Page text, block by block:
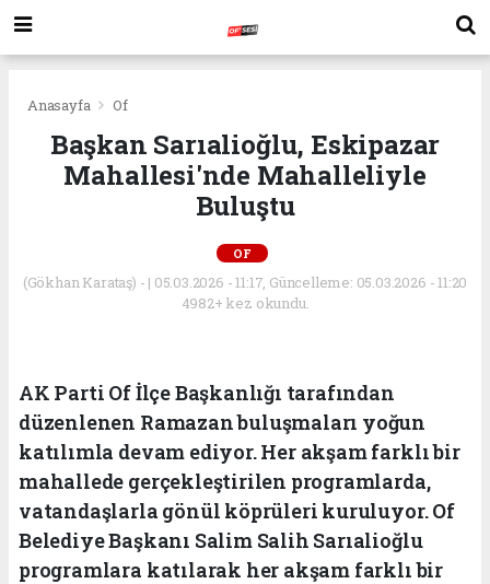
Anasayfa Of
Başkan Sarıalioğlu, Eskipazar
Mahallesi'nde Mahalleliyle
Buluştu
OF
(Gökhan Karataş) - | 05.03.2026 - 11:17, Güncelleme: 05.03.2026 - 11:20
4982+ kez okundu.
AK Parti Of İlçe Başkanlığı tarafından
düzenlenen Ramazan buluşmaları yoğun
katılımla devam ediyor. Her akşam farklı bir
mahallede gerçekleştirilen programlarda,
vatandaşlarla gönül köprüleri kuruluyor. Of
Belediye Başkanı Salim Salih Sarıalioğlu
programlara katılarak her akşam farklı bir